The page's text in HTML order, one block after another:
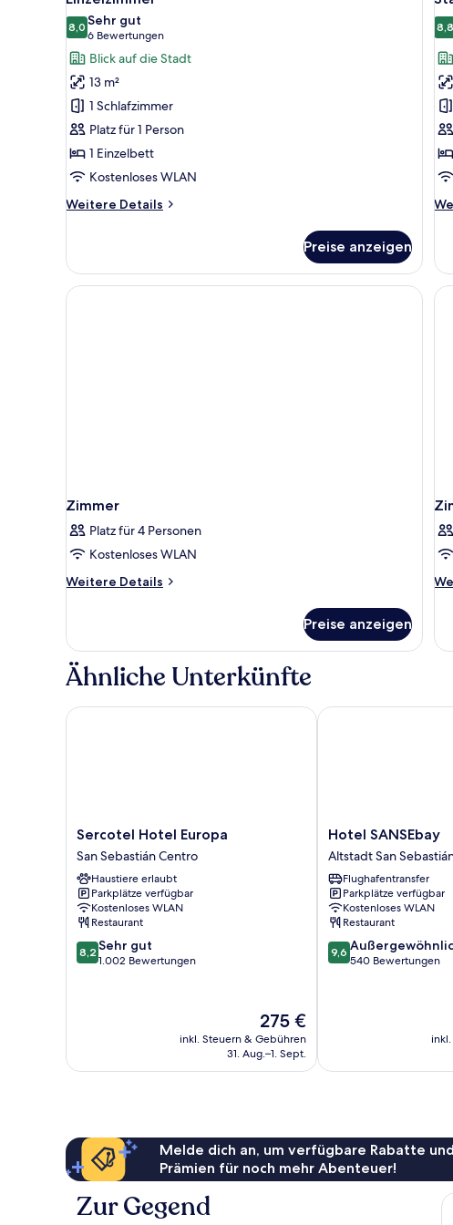
Fotos
für
Einzelzimmer
anzeigen
8,08,0 von 10
Sehr gut
6 Bewertungen
(6
Bewertungen)
Blick auf die Stadt
13 m²
1 Schlafzimmer
Platz für 1 Person
1 Einzelbett
Kostenloses WLAN
Weitere Details
Weitere
Preise anzeigen
8,8
Zimmer
Platz für 4 Personen
Kostenloses WLAN
Weitere Details
Weitere
Preise anzeigen
Ähnliche Unterkünfte
Sercotel
Hotel
Europa
San
Sebastián
Centro
Sercotel Hotel Europa
San Sebastián Centro
Haustiere erlaubt
Parkplätze verfügbar
Kostenloses WLAN
Restaurant
8.2
von
8,2 Sehr gut
1.002 Bewertungen
Der
Preis
beträgt
275 €
inkl. Steuern & Gebühren
31. Aug.–1. Sept.
Sercotel Hotel Europa
Hotel
SANSEbay
Altstadt
San
Sebastián
Hotel SANSEbay
Altstadt San
Flughafentransfer
Parkplätze verfügbar
Kostenloses WLAN
Restaurant
9.6
von
9,6
540 Bewertungen
Hotel SANSEbay
Melde dich an, um verfügbare Rabatte
Prämien für noch mehr Abenteuer!
Zur Gegend